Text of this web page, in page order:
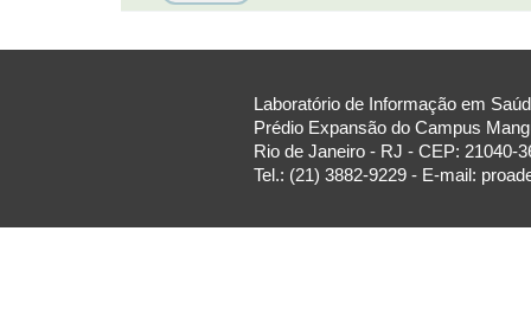
Laboratório de Informação em
Prédio Expansão do Campus
Rio de Janeiro - RJ - CEP: 21040-
Tel.: (21) 3882-9229 - E-mail: